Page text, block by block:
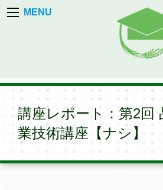
MENU
講座レポート：第2回
業技術講座【ナシ】